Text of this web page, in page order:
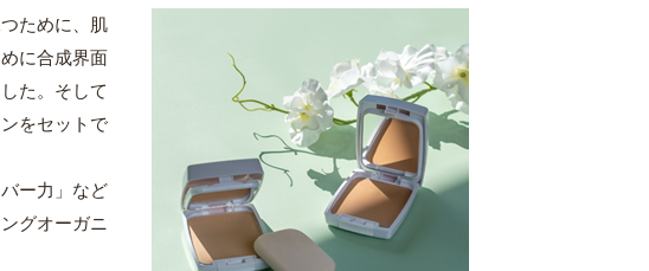
ために、肌
に合成界面
た。そして
をセットで
ー力」など
グオーガニ